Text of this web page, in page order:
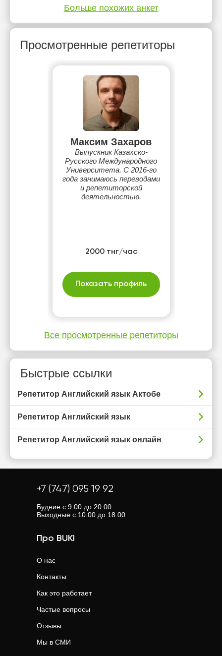
Больше похожих анкет
Просмотренные репетиторы
Максим Захаров
Выпускник Казахско-
Русского Международного
Университета. С 2016-го
года занимаюсь переводами
и репетиторской
деятельностью.
2000 тнг/час
Показать профиль
Все просмотренные репетиторы
Быстрые ссылки
Репетитор Английский язык Актобе
Репетитор Английский язык
Репетитор Английский язык онлайн
+7 (747) 095 19 92
Будние с 9.00 до 20.00
Выходные с 10.00 до 18.00
Про BUKI
О нас
Контакты
Как это работает
Частые вопросы
Отзывы
Мы в СМИ